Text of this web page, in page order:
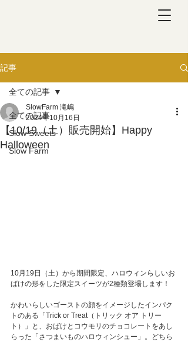
記事
全ての記事
Slow Sweets
Slow Farm
全ての記事
【10/19（土）販売開始】Happy
Halloween
SlowFarm 滝嶋
2024年10月16日
10月19日（土）から期間限定、 ハロウィンらしいお
ばけの形をした限定スイーツが2種類登場します！
かわいらしいゴーストの顔をイメージしたインパク
トのある「Trick or Treat（トリック オア トリー
ト）
」と、おばけとコウモリのチョコレートをあし
らった「さつまいものハロウィンシュー」。どちら